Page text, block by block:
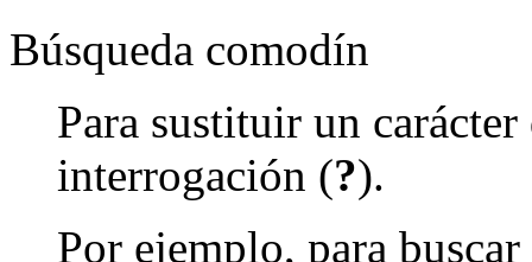
Búsqueda comodín
Para sustituir un
interrogación (?).
Por ejemplo, para